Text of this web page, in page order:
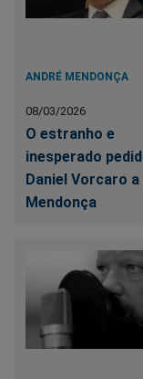
ANDRÉ MENDONÇA
08/03/2026
O estranho e
inesperado
Daniel Vorcaro a
Mendonça